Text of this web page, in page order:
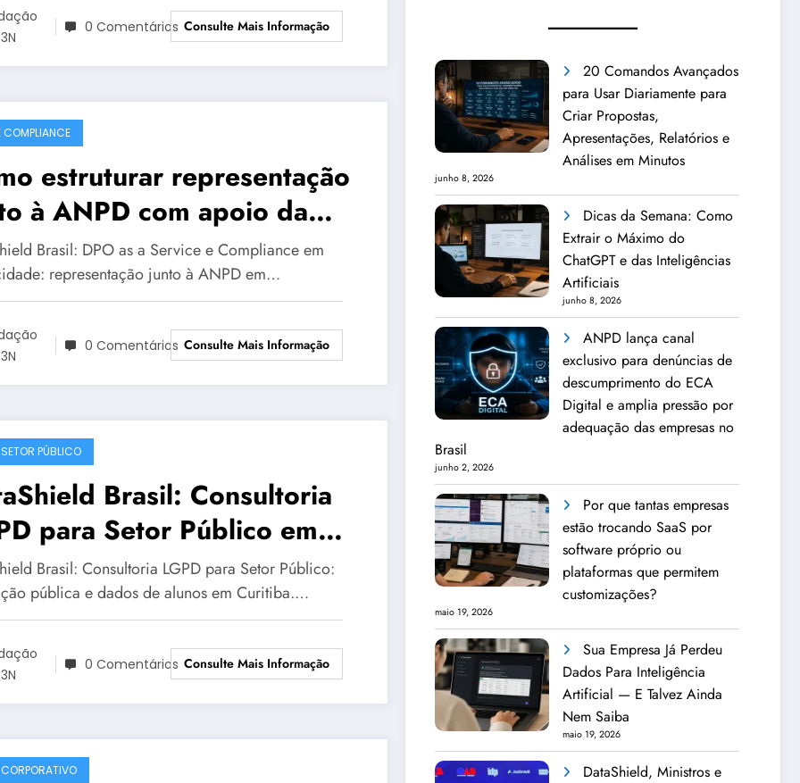
0 Comentários Consulte Mais Informação
COMPLIANCE
estruturar representação
à ANPD com apoio da
Brasil em Vitória |
DataShield 313
Brasil: DPO as a Service e Compliance em
representação junto à ANPD em…
0 Comentários Consulte Mais Informação
PÚBLICO
Brasil: Consultoria
para Setor Público em
para LGPD no setor
| Série DataShield 127
Brasil: Consultoria LGPD para Setor Público:
pública e dados de alunos em Curitiba.…
0 Comentários Consulte Mais Informação
20 Comandos Avançados
para Usar Diariamente para
Criar Propostas,
Apresentações, Relatórios e
Análises em Minutos
junho 8, 2026
Dicas da Semana: Como
Extrair o Máximo do
ChatGPT e das Inteligências
Artificiais
junho 8, 2026
ANPD lança canal
exclusivo para denúncias de
descumprimento do ECA
Digital e amplia pressão por
adequação das empresas no
Brasil
junho 2, 2026
Por que tantas empresas
estão trocando SaaS por
software próprio ou
plataformas que permitem
customizações?
maio 19, 2026
Sua Empresa Já Perdeu
Dados Para Inteligência
Artificial — E Talvez Ainda
Nem Saiba
maio 19, 2026
DataShield, Ministros e